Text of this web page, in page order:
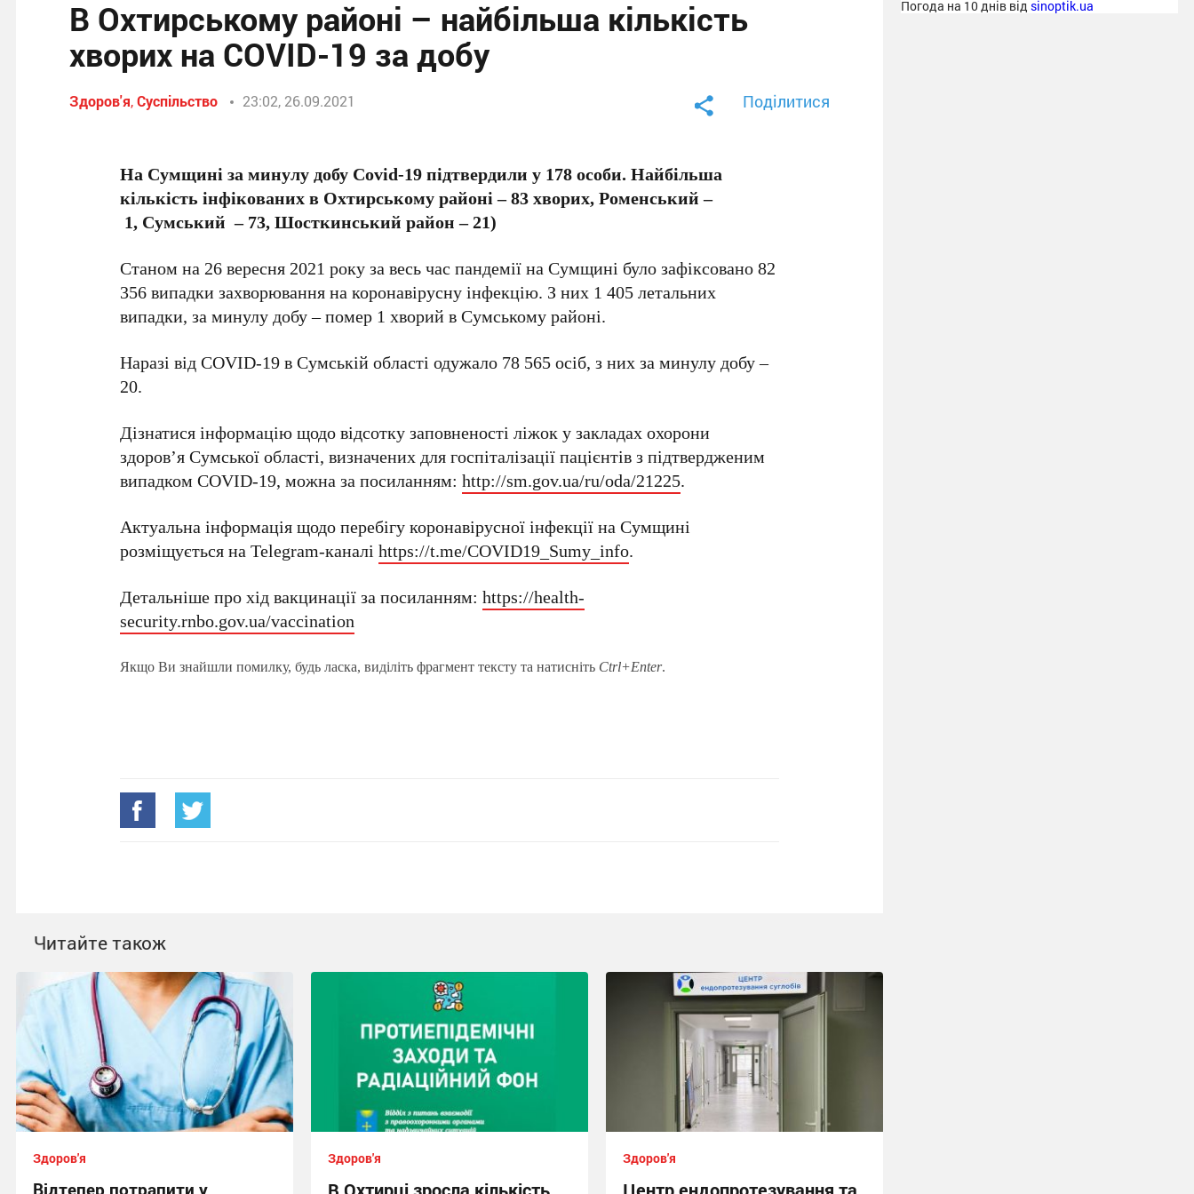
В Охтирському районі – найбільша кількість
хворих на COVID-19 за добу
Здоров'я,Суспільство 23:02, 26.09.2021 Поділитися
На Сумщині за минулу добу Сovid-19 підтвердили у 178 особи. Найбільша
кількість інфікованих в Охтирськомурайоні– 83хворих, Роменський –
1, Сумський – 73, Шосткинськийрайон– 21)
Станом на 26 вересня 2021 року за весь час пандемії на Сумщині було зафіксовано 82
356 випадки захворювання на коронавірусну інфекцію. З них 1 405 летальних
випадки, за минулу добу – помер 1 хворий в Сумському районі.
Наразі від COVID-19 в Сумській області одужало 78 565 осіб, з них за минулу добу –
20.
Дізнатися інформацію щодо відсотку заповненості ліжок у закладах охорони
здоров’я Сумської області, визначених для госпіталізації пацієнтів з підтвердженим
випадком COVID-19, можна за посиланням:http://sm.gov.ua/ru/oda/21225.
Актуальна інформація щодо перебігу коронавірусної інфекції на Сумщині
розміщується на Telegram-каналіhttps://t.me/COVID19_Sumy_info.
Детальніше про хід вакцинації за посиланням:https://health-
security.rnbo.gov.ua/vaccination
Якщо Ви знайшли помилку, будь ласка, виділіть фрагмент тексту та натисніть Ctrl+Enter.
Читайте також
Здоров'я
Відтепер потрапити у
Здоров'я Здоров'я
Погода на 10 днів від sinoptik.ua